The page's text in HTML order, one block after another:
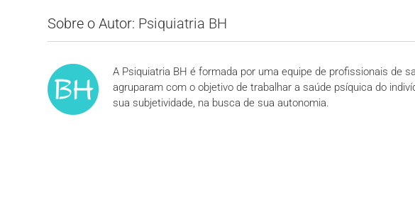
Sobre o Autor: Psiquiatria BH
A Psiquiatria BH é formada por uma equipe de profissionais de
agruparam com o objetivo de trabalhar a saúde psíquica do
sua subjetividade, na busca de sua autonomia.